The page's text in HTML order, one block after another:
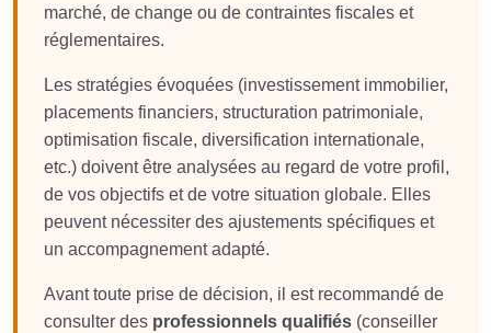
marché, de change ou de contraintes fiscales et
réglementaires.
Les stratégies évoquées (investissement immobilier,
placements financiers, structuration patrimoniale,
optimisation fiscale, diversification internationale,
etc.) doivent être analysées au regard de votre profil,
de vos objectifs et de votre situation globale. Elles
peuvent nécessiter des ajustements spécifiques et
un accompagnement adapté.
Avant toute prise de décision, il est recommandé de
consulter des professionnels qualifiés (conseiller